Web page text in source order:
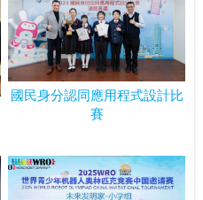
國民身分認同應用程式設計比
賽